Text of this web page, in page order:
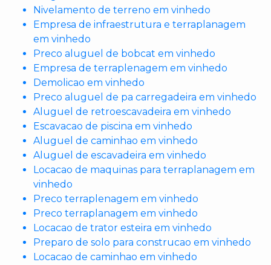
Nivelamento de terreno em vinhedo
Empresa de infraestrutura e terraplanagem
em vinhedo
Preco aluguel de bobcat em vinhedo
Empresa de terraplenagem em vinhedo
Demolicao em vinhedo
Preco aluguel de pa carregadeira em vinhedo
Aluguel de retroescavadeira em vinhedo
Escavacao de piscina em vinhedo
Aluguel de caminhao em vinhedo
Aluguel de escavadeira em vinhedo
Locacao de maquinas para terraplanagem em
vinhedo
Preco terraplenagem em vinhedo
Preco terraplanagem em vinhedo
Locacao de trator esteira em vinhedo
Preparo de solo para construcao em vinhedo
Locacao de caminhao em vinhedo